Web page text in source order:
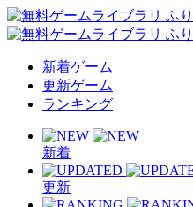
新着ゲーム
更新ゲーム
ランキング
新着
更新